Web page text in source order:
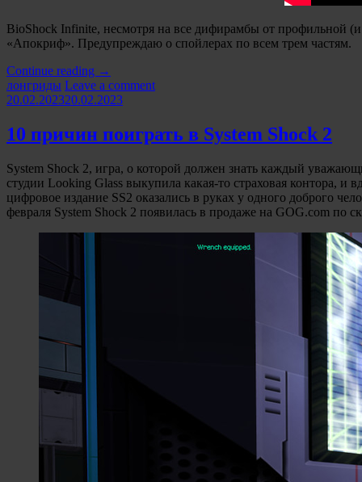
BioShock Infinite, несмотря на все дифирамбы от профильной (и
«Апокриф». Предупреждаю о спойлерах по всем трем частям.
Continue reading «Апокриф:
BioShock»
→
Categories:
лонгриды Leave a comment
20.02.202320.02.2023
10 причин поиграть в System Shock 2
System Shock 2, игра, о которой должен знать каждый
студии Looking Glass выкупила какая-то страховая контора, и
цифровое издание SS2 оказались в руках у одного доброго
февраля System Shock 2 появилась в продаже на GOG.com по